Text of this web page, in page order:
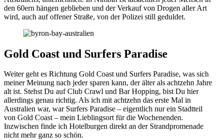
den 60ern hängen geblieben und der Verkauf von Drogen aller Art
wird, auch auf offener Straße, von der Polizei still geduldet.
Gold Coast und Surfers Paradise
Weiter geht es Richtung Gold Coast und Surfers Paradise, was sich
meiner Meinung nach jeder sparen kann, der älter als achtzehn Jahre
alt ist. Stehst Du auf Club Crawl und Bar Hopping, bist Du hier
allerdings genau richtig. Als ich mit achtzehn das erste Mal in
Australien war, war Surfers Paradise – eigentlich nur ein Stadtteil
von Gold Coast – mein Lieblingsort für die Wochenenden.
Inzwischen finde ich Hotelburgen direkt an der Strandpromenade
nicht mehr ganz so schön.